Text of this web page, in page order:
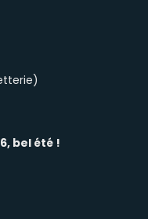
bel été !